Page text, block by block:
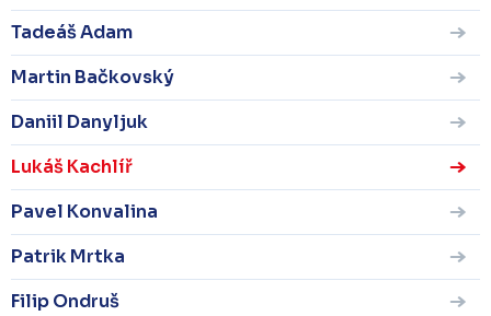
Tadeáš Adam
Martin Bačkovský
Daniil Danyljuk
Lukáš Kachlíř
Pavel Konvalina
Patrik Mrtka
Filip Ondruš